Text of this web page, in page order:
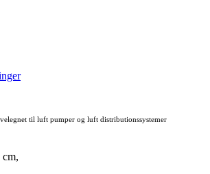
til luft pumper og luft distributionssystemer